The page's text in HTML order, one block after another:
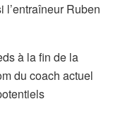
l’entraîneur Ruben
à la fin de la
du coach actuel